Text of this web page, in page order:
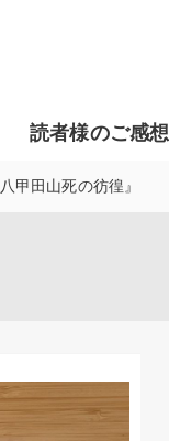
読者様のご感想
甲田山死の彷徨』